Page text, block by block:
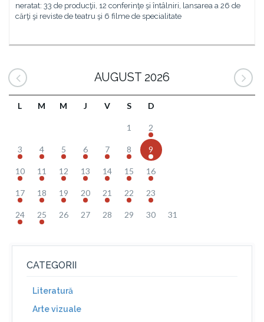
neratat: 33 de producţii, 12 conferinţe şi întâlniri, lansarea a 26 de
cărţi şi reviste de teatru şi 6 filme de specialitate
AUGUST 2026
L M M J V S D
1 2
3 4 5 6 7 8 9
10 11 12 13 14 15 16
17 18 19 20 21 22 23
24 25 26 27 28 29 30 31
CATEGORII
Literatură
Arte vizuale